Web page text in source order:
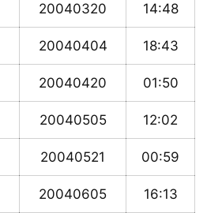
20040320 14:48
20040404 18:43
20040420 01:50
20040505 12:02
20040521 00:59
20040605 16:13